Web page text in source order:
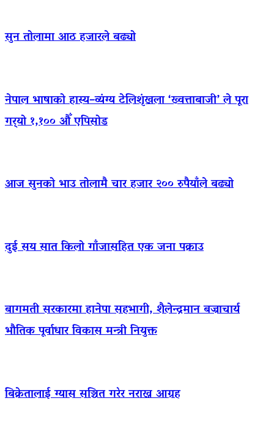
सुन तोलामा आठ हजारले बढ्यो
नेपाल भाषाको हास्य–व्यंग्य टेलिशृंखला ‘ख्वत्ताबाजी’ ले पूरा
गर्‍यो १,१०० औँ एपिसोड
आज सुनको भाउ तोलामै चार हजार २०० रुपैयाँले बढ्यो
दुई सय सात किलो गाँजासहित एक जना पक्राउ
बागमती सरकारमा हानेपा सहभागी, शैलेन्द्रमान बज्राचार्य
भौतिक पूर्वाधार विकास मन्त्री नियुक्त
बिक्रेतालाई ग्यास सञ्चित गरेर नराख्न आग्रह